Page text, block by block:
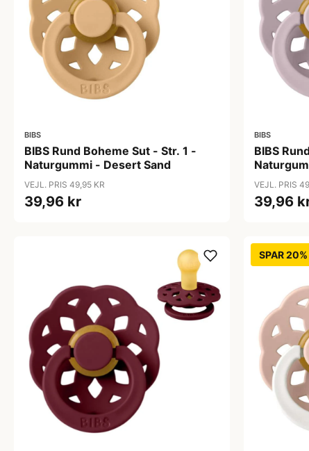
BIBS
BIBS Rund Boheme Sut - Str. 1 -
Naturgummi - Desert Sand
VEJL. PRIS 49,95 KR
39,96 kr
BIBS
BIBS
VEJL. PRIS
39,96
SPAR 20%